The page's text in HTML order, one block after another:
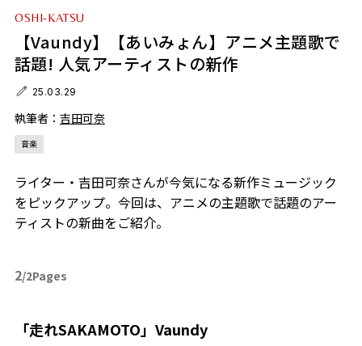
OSHI-KATSU
【Vaundy】【あいみょん】アニメ主題歌で
話題! 人気アーティストの新作
25.03.29
執筆者： 吉田可奈
音楽
ライター・吉田可奈さんが今気になる新作ミュージック
をピックアップ。今回は、アニメの主題歌で話題のアー
ティストの新曲をご紹介。
2/2Pages
「走れSAKAMOTO」Vaundy